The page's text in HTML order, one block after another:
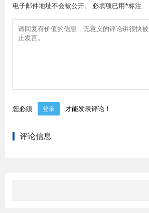
电子邮件地址不会被公开。 必填项已用*标注
您必须 登录 才能发表评论！
评论信息